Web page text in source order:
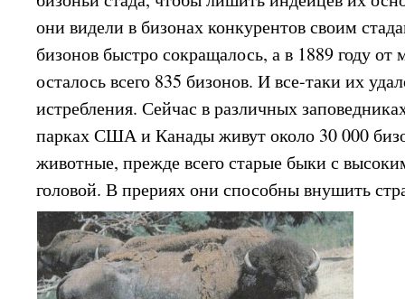
они видели в бизонах конкурентов своим
бизонов быстро сокращалось, а в 1889 году
осталось всего 835 бизонов. И все-таки их
истребления. Сейчас в различных
парках США и Канады живут около 30 000
животные, прежде всего старые быки с
головой. В прериях они способны внушить